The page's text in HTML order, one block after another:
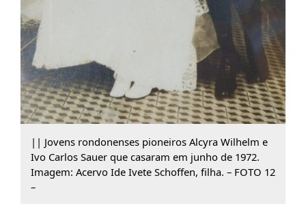
|| Jovens rondonenses pioneiros Alcyra Wilhelm e
Ivo Carlos Sauer que casaram em junho de 1972.
Imagem: Acervo Ide Ivete Schoffen, filha. – FOTO 12
–